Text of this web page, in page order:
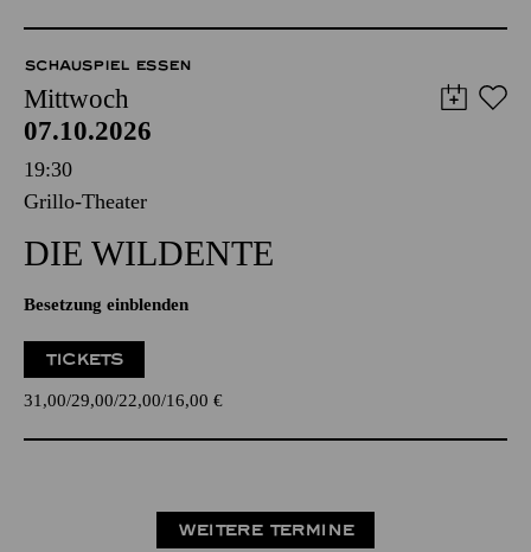
SCHAUSPIEL ESSEN
Mittwoch
07.10.2026
19:30
Grillo-Theater
DIE WILDENTE
Besetzung einblenden
TICKETS
31,00 29,00 22,00 16,00 €
WEITERE TERMINE